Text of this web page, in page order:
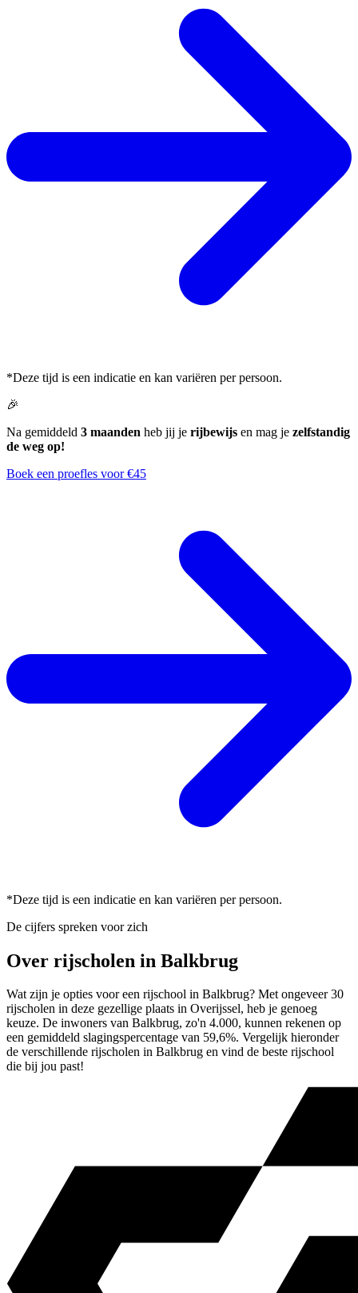
*Deze tijd is een indicatie en kan variëren per persoon.
🎉
Na gemiddeld 3 maanden heb jij je rijbewijs en mag je zelfstandig
de weg op!
Boek een proefles voor €45
*Deze tijd is een indicatie en kan variëren per persoon.
De cijfers spreken voor zich
Over rijscholen in Balkbrug
Wat zijn je opties voor een rijschool in Balkbrug? Met ongeveer 30
rijscholen in deze gezellige plaats in Overijssel, heb je genoeg
keuze. De inwoners van Balkbrug, zo'n 4.000, kunnen rekenen op
een gemiddeld slagingspercentage van 59,6%. Vergelijk hieronder
de verschillende rijscholen in Balkbrug en vind de beste rijschool
die bij jou past!